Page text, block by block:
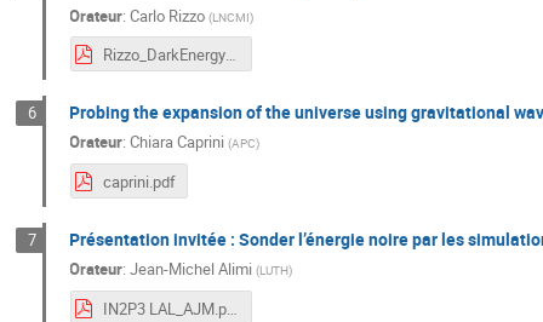
Orateur:Carlo Rizzo (LNCMI)
Rizzo_DarkEnergy_11_10_2017.pdf
6 Probing the expansion of the universe using gravitational
Orateur:Chiara Caprini (APC)
caprini.pdf
7 Présentation invitée : Sonder l’énergie noire par les
Orateur:Jean-Michel Alimi (LUTH)
IN2P3 LAL_AJM.pdf